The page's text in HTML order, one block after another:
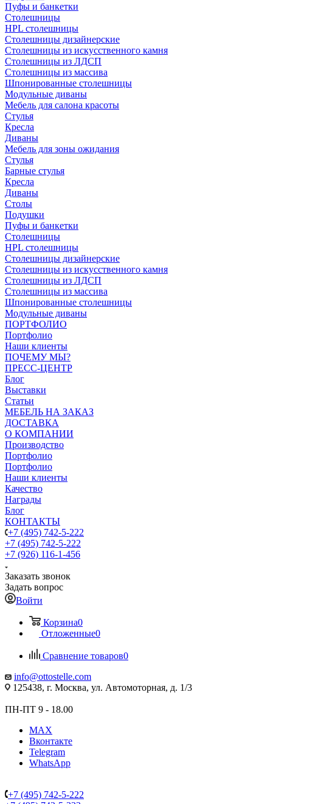
Пуфы и банкетки
Столешницы
HPL столешницы
Столешницы дизайнерские
Столешницы из искусственного камня
Столешницы из ЛДСП
Столешницы из массива
Шпонированные столешницы
Модульные диваны
Мебель для салона красоты
Стулья
Кресла
Диваны
Мебель для зоны ожидания
Стулья
Барные стулья
Кресла
Диваны
Столы
Подушки
Пуфы и банкетки
Столешницы
HPL столешницы
Столешницы дизайнерские
Столешницы из искусственного камня
Столешницы из ЛДСП
Столешницы из массива
Шпонированные столешницы
Модульные диваны
ПОРТФОЛИО
Портфолио
Наши клиенты
ПОЧЕМУ МЫ?
ПРЕСС-ЦЕНТР
Блог
Выставки
Статьи
МЕБЕЛЬ НА ЗАКАЗ
ДОСТАВКА
О КОМПАНИИ
Производство
Портфолио
Портфолио
Наши клиенты
Качество
Награды
Блог
КОНТАКТЫ
+7 (495) 742-5-222
+7 (495) 742-5-222
+7 (926) 116-1-456
Заказать звонок
Задать вопрос
Войти
Корзина0
Отложенные0
Сравнение товаров0
info@ottostelle.com
125438, г. Москва, ул. Автомоторная, д. 1/3
ПН-ПТ 9 - 18.00
MAX
Вконтакте
Telegram
WhatsApp
+7 (495) 742-5-222